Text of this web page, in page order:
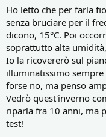
Ho letto che per farla
senza bruciare per il
dicono, 15°C. Poi
soprattutto alta
Io la ricovererò sul
illuminatissimo sempre
forse no, ma penso
Vedrò quest'inverno
riparla fra 10 anni, ma
test!